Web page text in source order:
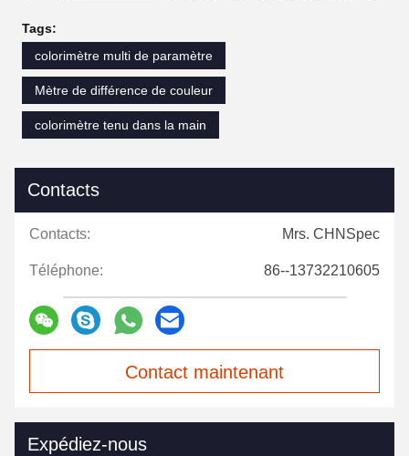
Tags:
colorimètre multi de paramètre
Mètre de différence de couleur
colorimètre tenu dans la main
Contacts
Contacts: Mrs. CHNSpec
Téléphone: 86--13732210605
Contact maintenant
Expédiez-nous